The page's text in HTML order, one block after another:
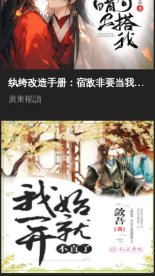
纨绔改造手册：宿敌非要当我的男德班主丨双男主纯爱甜宠霸道反派
廣東暢讀